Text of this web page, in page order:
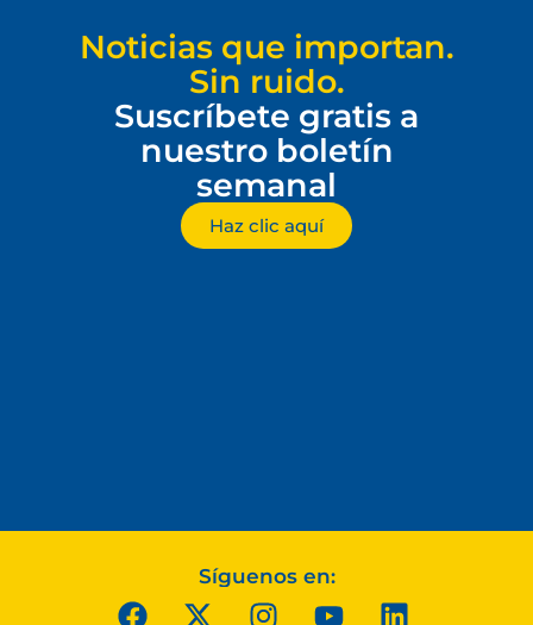
Noticias que importan.
Sin ruido.
Suscríbete gratis a
nuestro boletín
semanal
Haz clic aquí
Síguenos en: